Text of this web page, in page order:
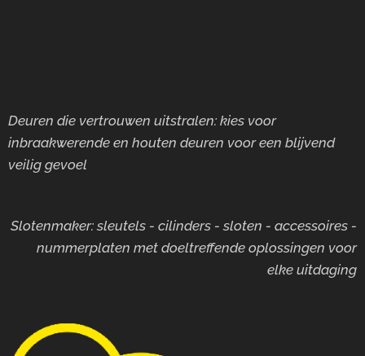
Deuren die vertrouwen uitstralen: kies voor
inbraakwerende en houten deuren vooreen blijvend
veilig gevoel
Slotenmaker: sleutels - cilinders - sloten - accessoires -
nummerplaten met doeltreffende oplossingen voor
elke uitdaging